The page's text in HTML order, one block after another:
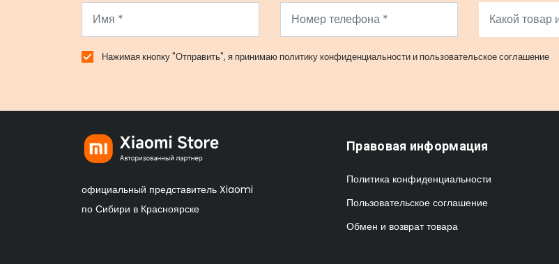
Нажимая кнопку "Отправить", я принимаю политику конфиденциальности и пользовательское соглашение
официальный представитель Xiaomi
по Сибири в Красноярске
Правовая информация
Политика конфиденциальности
Пользовательское соглашение
Обмен и возврат товара